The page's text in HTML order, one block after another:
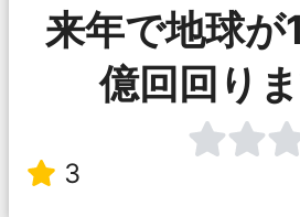
来年で地球
億回回り
3